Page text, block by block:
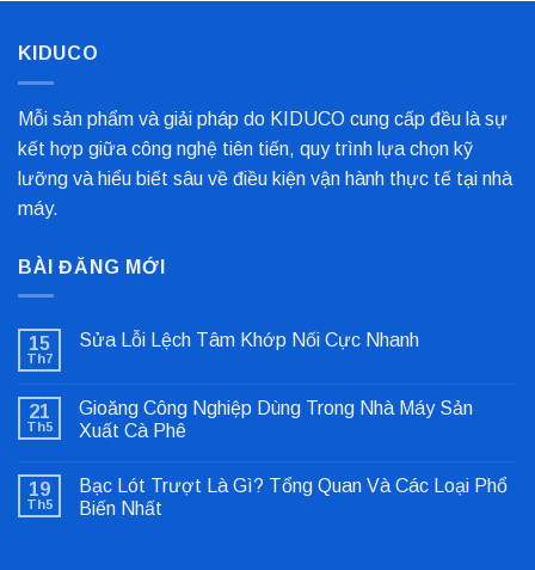
KIDUCO
Mỗi sản phẩm và giải pháp do KIDUCO cung cấp đều là sự
kết hợp giữa công nghệ tiên tiến, quy trình lựa chọn kỹ
lưỡng và hiểu biết sâu về điều kiện vận hành thực tế tại nhà
máy.
BÀI ĐĂNG MỚI
15
Th7
Sửa Lỗi Lệch Tâm Khớp Nối Cực Nhanh
luận
ở
Sửa
Tâm
Khớp
Nối
21
Th5
Gioăng Công Nghiệp Dùng Trong Nhà Máy Sản
Xuất Cà Phê
bình
luận
ở
19
Th5
Bạc Lót Trượt Là Gì? Tổng Quan Và Các Loại Phổ
Biến Nhất